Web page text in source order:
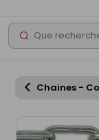
Rechercher
Chaines -